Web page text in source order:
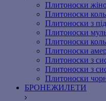
Плитоноски
Плитоноски
Плитоноски з
Плитоноски
Плитоноски
Плитоноски
Плитоноски з
Плитоноски з
Плитоноски
БРОНЕЖИЛЕТИ